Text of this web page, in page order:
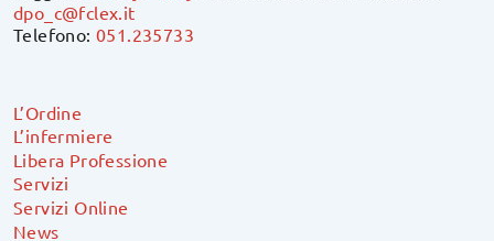
dpo_c@fclex.it
Telefono:051.235733
L’Ordine
L’infermiere
Libera Professione
Servizi
Servizi Online
News